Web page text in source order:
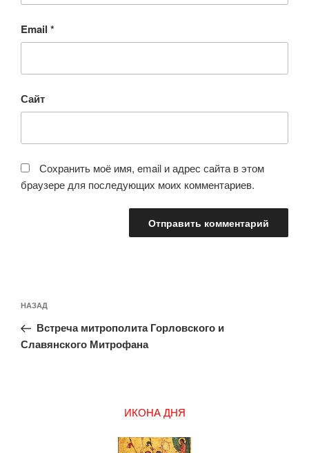
Email *
Сайт
Сохранить моё имя, email и адрес сайта в этом
браузере для последующих моих комментариев.
по
записям
Предыдущая
запись:
НАЗАД
Встреча митрополита Горловского и
Славянского Митрофана
ИКОНА ДНЯ